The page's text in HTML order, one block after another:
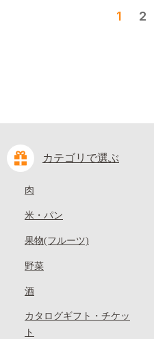
1 2
カテゴリで選ぶ
肉
米・パン
果物(フルーツ)
野菜
酒
カタログギフト・チケッ
ト